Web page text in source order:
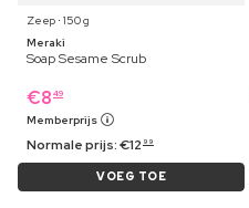
Zeep ⋅ 150 g
Meraki
Soap Sesame Scrub
€8 49
Memberprijs
Normale prijs:€12 99
VOEG TOE